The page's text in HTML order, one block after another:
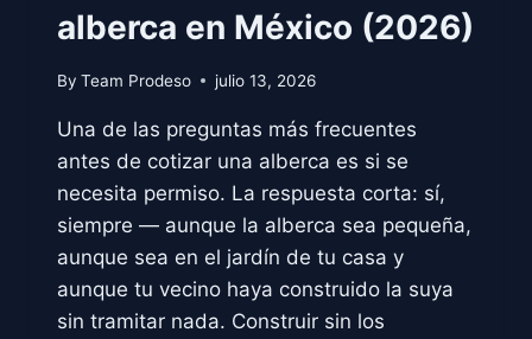
alberca en México (2026)
By Team Prodeso julio 13, 2026
Una de las preguntas más frecuentes
antes de cotizar una alberca es si se
necesita permiso. La respuesta corta: sí,
siempre — aunque la alberca sea pequeña,
aunque sea en el jardín de tu casa y
aunque tu vecino haya construido la suya
sin tramitar nada. Construir sin los